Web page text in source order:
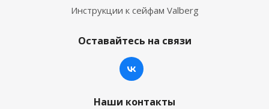
Инструкции к сейфам Valberg
Оставайтесь на связи
Наши контакты